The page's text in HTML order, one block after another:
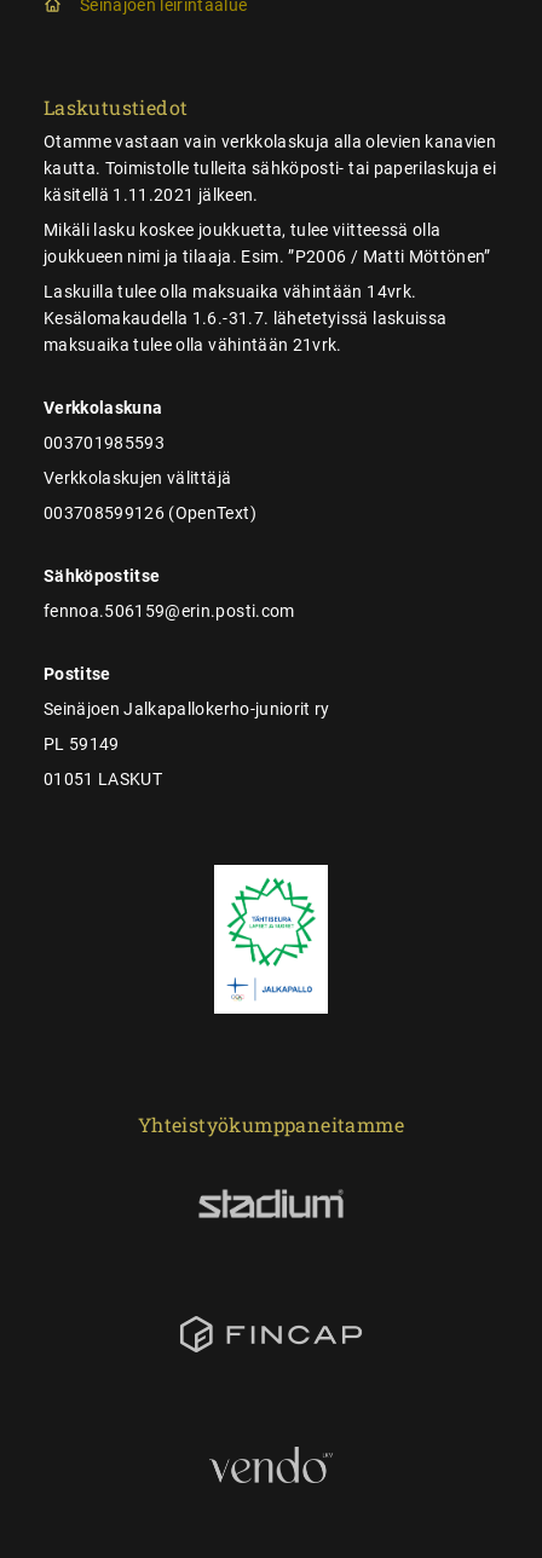
Seinäjoen leirintäalue
Laskutustiedot
Otamme vastaan vain verkkolaskuja alla olevien kanavien
kautta. Toimistolle tulleita sähköposti- tai paperilaskuja ei
käsitellä 1.11.2021 jälkeen.
Mikäli lasku koskee joukkuetta, tulee viitteessä olla
joukkueen nimi ja tilaaja. Esim. ”P2006 / Matti Möttönen”
Laskuilla tulee olla maksuaika vähintään 14vrk.
Kesälomakaudella 1.6.-31.7. lähetetyissä laskuissa
maksuaika tulee olla vähintään 21vrk.
Verkkolaskuna
003701985593
Verkkolaskujen välittäjä
003708599126 (OpenText)
Sähköpostitse
fennoa.506159@erin.posti.com
Postitse
Seinäjoen Jalkapallokerho-juniorit ry
PL 59149
01051 LASKUT
Yhteistyökumppaneitamme